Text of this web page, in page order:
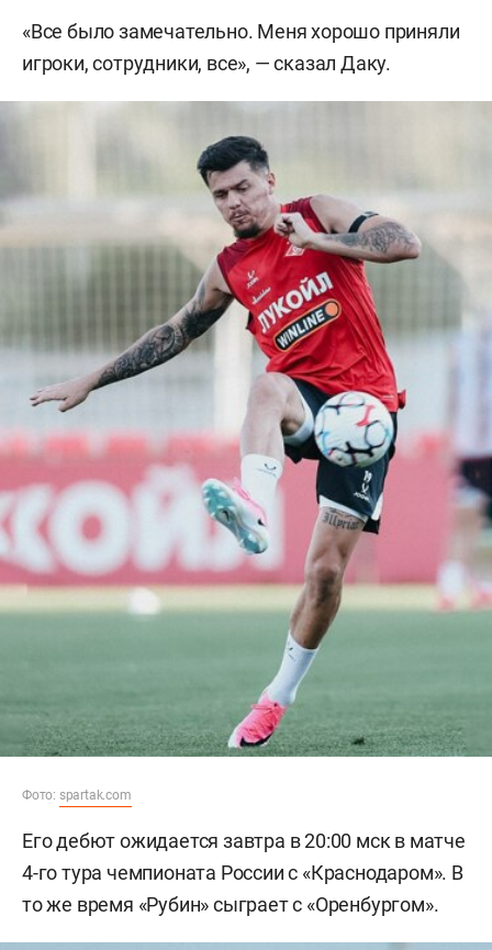
«Все было замечательно. Меня хорошо приняли
игроки, сотрудники, все», — сказал Даку.
Фото: spartak.com
Его дебют ожидается завтра в 20:00 мск в матче
4-го тура чемпионата России с «Краснодаром». В
то же время «Рубин» сыграет с «Оренбургом».